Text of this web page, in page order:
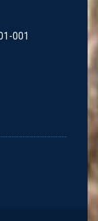
001